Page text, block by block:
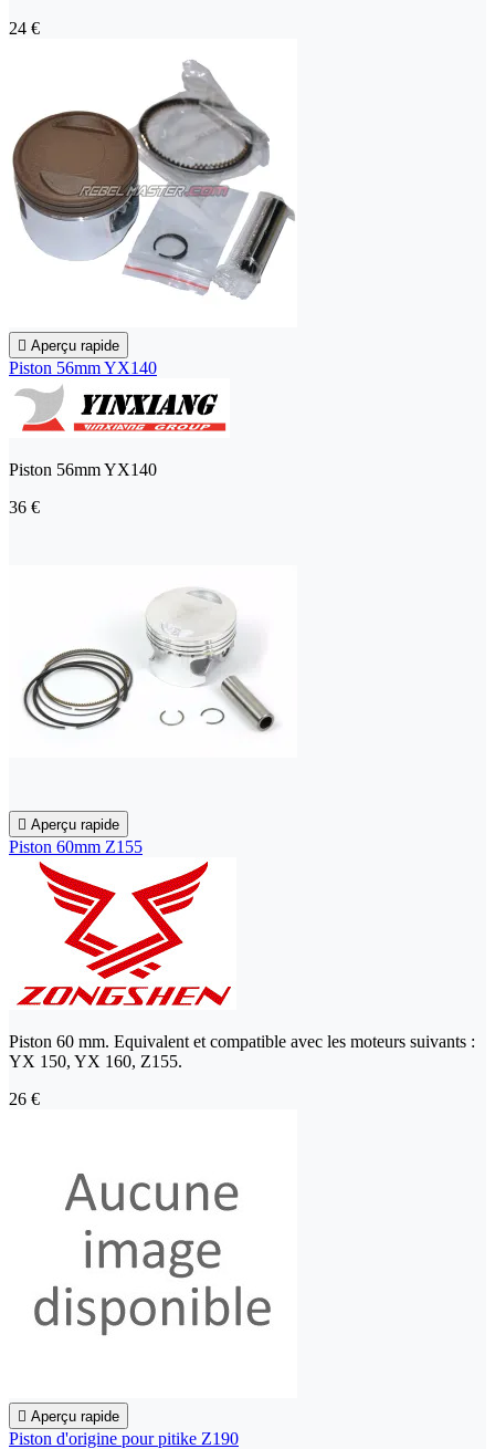
24 €
 Aperçu rapide
Piston 56mm YX140
Piston 56mm YX140
36 €
 Aperçu rapide
Piston 60mm Z155
Piston 60 mm. Equivalent et compatible avec les moteurs suivants :
YX 150, YX 160, Z155.
26 €
 Aperçu rapide
Piston d'origine pour pitike Z190